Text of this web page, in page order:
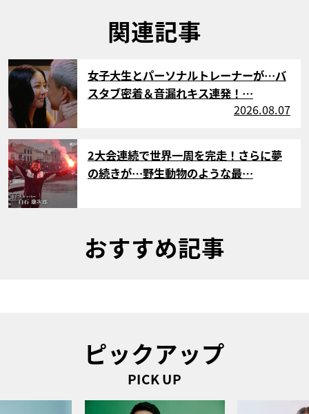
関連記事
サムネイル
女子大生とパーソナルトレーナーが…バ
スタブ密着＆音漏れキス連発！…
2026.08.07
サムネイル
2大会連続で世界一周を完走！さらに夢
の続きが…野生動物のような最…
おすすめ記事
ピックアップ
PICK UP